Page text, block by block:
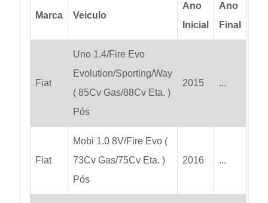
Marca Veiculo
Ano
Inicial
Ano
Final
Fiat
Uno 1.4/Fire Evo
Evolution/Sporting/Way
( 85Cv Gas/88Cv Eta. )
Pós
2015 ...
Fiat
Mobi 1.0 8V/Fire Evo (
73Cv Gas/75Cv Eta. )
Pós
2016 ...